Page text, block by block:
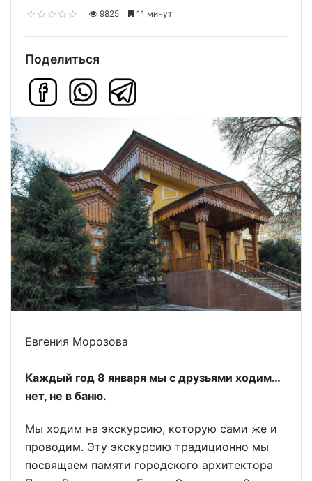
9825
11 минут
Поделиться
Евгения Морозова
Каждый год 8 января мы с друзьями ходим…
нет, не в баню.
Мы ходим на экскурсию, которую сами же и
проводим. Эту экскурсию традиционно мы
посвящаем памяти городского архитектора